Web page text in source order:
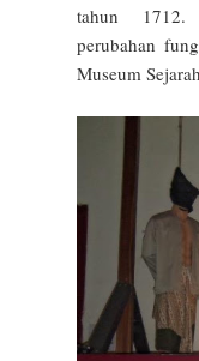
tahun 1712.
perubahan
Museum